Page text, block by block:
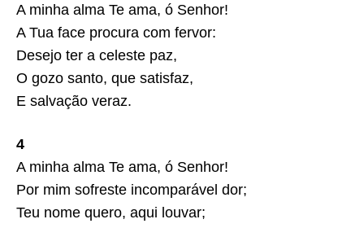
A minha alma Te ama, ó Senhor!
A Tua face procura com fervor:
Desejo ter a celeste paz,
O gozo santo, que satisfaz,
E salvação veraz.
4
A minha alma Te ama, ó Senhor!
Por mim sofreste incomparável dor;
Teu nome quero, aqui louvar;